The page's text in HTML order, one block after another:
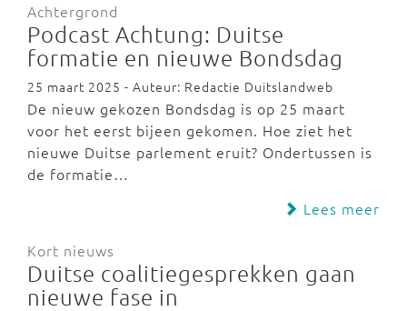
Achtergrond
Podcast Achtung: Duitse
formatie en nieuwe Bondsdag
25 maart 2025 - Auteur: Redactie Duitslandweb
De nieuw gekozen Bondsdag is op 25 maart
voor het eerst bijeen gekomen. Hoe ziet het
nieuwe Duitse parlement eruit? Ondertussen is
de formatie…
Lees meer
Kort nieuws
Duitse coalitiegesprekken gaan
nieuwe fase in